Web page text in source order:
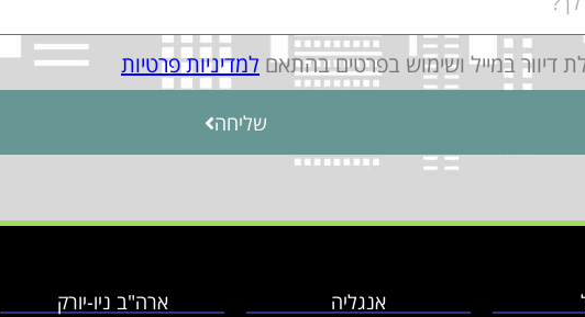
דיוור במייל ושימוש בפרטים בהתאם למדיניות פרטיות
שליחה
אנגליה ארה"ב ניו-יורק